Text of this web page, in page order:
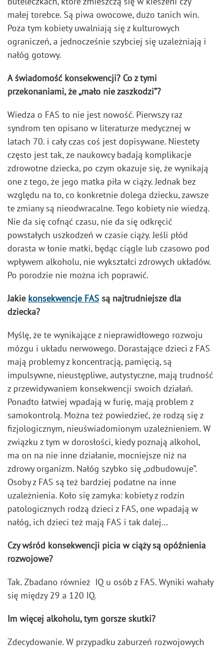
małej torebce. Są piwa owocowe, dużo tanich win.
Poza tym kobiety uwalniają się z kulturowych
ograniczeń, a jednocześnie szybciej się uzależniają i
nałóg gotowy.
A świadomość konsekwencji? Co z tymi
przekonaniami, że „mało nie zaszkodzi”?
Wiedza o FAS to nie jest nowość. Pierwszy raz
syndrom ten opisano w literaturze medycznej w
latach 70. i cały czas coś jest dopisywane. Niestety
często jest tak, że naukowcy badają komplikacje
zdrowotne dziecka, po czym okazuje się, że wynikają
one z tego, że jego matka piła w ciąży. Jednak bez
względu na to, co konkretnie dolega dziecku, zawsze
te zmiany są nieodwracalne. Tego kobiety nie wiedzą.
Nie da się cofnąć czasu, nie da się odkręcić
powstałych uszkodzeń w czasie ciąży. Jeśli płód
dorasta w łonie matki, będąc ciągle lub czasowo pod
wpływem alkoholu, nie wykształci zdrowych układów.
Po porodzie nie można ich poprawić.
Jakie konsekwencje FAS są najtrudniejsze dla
dziecka?
Myślę, że te wynikające z nieprawidłowego rozwoju
mózgu i układu nerwowego. Dorastające dzieci z FAS
mają problemy z koncentracją, pamięcią, są
impulsywne, nieustępliwe, autystyczne, mają trudność
z przewidywaniem konsekwencji swoich działań.
Ponadto łatwiej wpadają w furię, mają problem z
samokontrolą. Można też powiedzieć, że rodzą się z
fizjologicznym, nieuświadomionym uzależnieniem. W
związku z tym w dorosłości, kiedy poznają alkohol,
ma on na nie inne działanie, mocniejsze niż na
zdrowy organizm. Nałóg szybko się „odbudowuje”.
Osoby z FAS są też bardziej podatne na inne
uzależnienia. Koło się zamyka: kobiety z rodzin
patologicznych rodzą dzieci z FAS, one wpadają w
nałóg, ich dzieci też mają FAS i tak dalej…
Czy wśród konsekwencji picia w ciąży są opóźnienia
rozwojowe?
Tak. Zbadano również IQ u osób z FAS. Wyniki wahały
się między 29 a 120 IQ.
Im więcej alkoholu, tym gorsze skutki?
Zdecydowanie. W przypadku zaburzeń rozwojowych